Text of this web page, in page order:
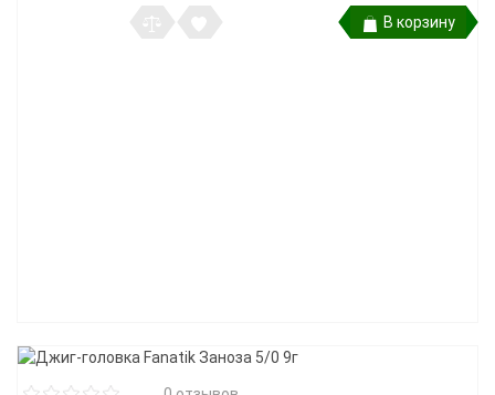
В корзину